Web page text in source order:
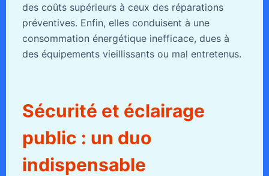
des coûts supérieurs à ceux des réparations
préventives. Enfin, elles conduisent à une
consommation énergétique inefficace, dues à
des équipements vieillissants ou mal entretenus.
Sécurité et éclairage
public : un duo
indispensable